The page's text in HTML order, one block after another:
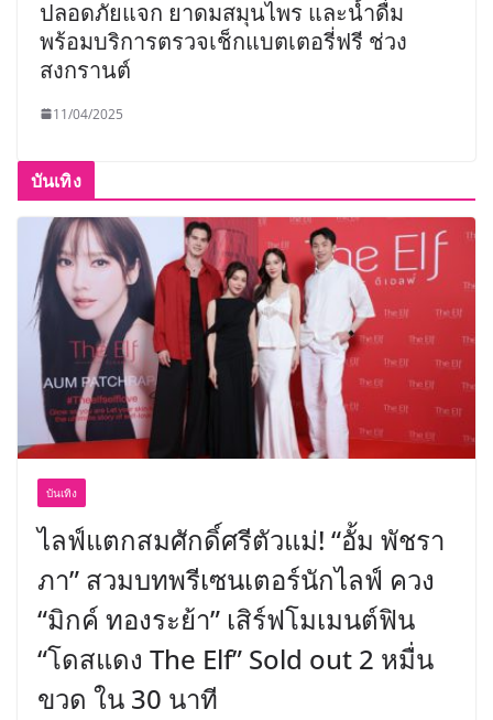
ปลอดภัยแจก ยาดมสมุนไพร และน้ำดื่ม
พร้อมบริการตรวจเช็กแบตเตอรี่ฟรี ช่วง
สงกรานต์
11/04/2025
บันเทิง
บันเทิง
ไลฟ์แตกสมศักดิ์ศรีตัวแม่! “อั้ม พัชรา
ภา” สวมบทพรีเซนเตอร์นักไลฟ์ ควง
“มิกค์ ทองระย้า” เสิร์ฟโมเมนต์ฟิน
“โดสแดง The Elf” Sold out 2 หมื่น
ขวด ใน 30 นาที